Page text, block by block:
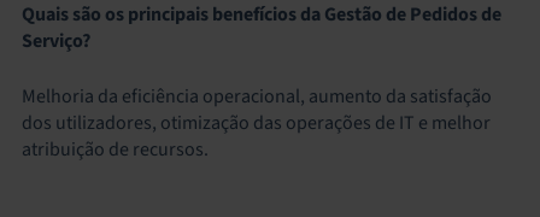
Quais são os principais benefícios da Gestão de Pedidos de
Serviço?
Melhoria da eficiência operacional, aumento da satisfação
dos utilizadores, otimização das operações de IT e melhor
atribuição de recursos.